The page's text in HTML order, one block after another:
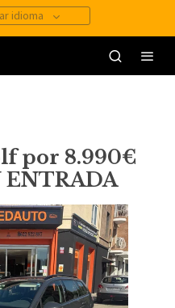
idioma
por 8.990€
ENTRADA